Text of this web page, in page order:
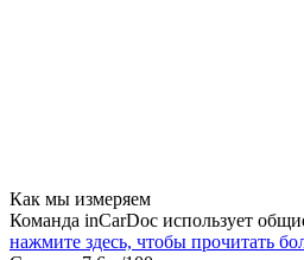
Как мы измеряем
Команда inCarDoc использует
нажмите здесь, чтобы прочитать